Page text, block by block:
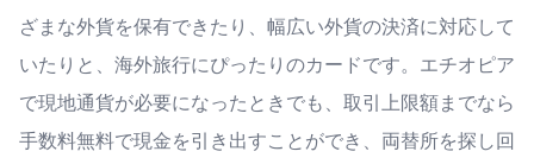
ざまな外貨を保有できたり、幅広い外貨の決済に対応して
いたりと、海外旅行にぴったりのカードです。エチオピア
で現地通貨が必要になったときでも、取引上限額までなら
手数料無料で現金を引き出すことができ、両替所を探し回